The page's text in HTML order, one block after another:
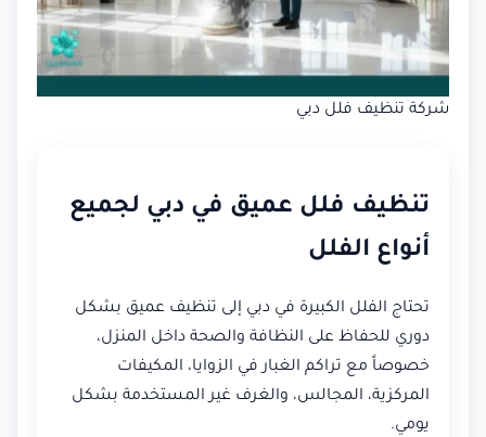
شركة تنظيف فلل دبي
تنظيف فلل عميق في دبي لجميع
أنواع الفلل
تحتاج الفلل الكبيرة في دبي إلى تنظيف عميق بشكل
دوري للحفاظ على النظافة والصحة داخل المنزل،
خصوصاً مع تراكم الغبار في الزوايا، المكيفات
المركزية، المجالس، والغرف غير المستخدمة بشكل
يومي.